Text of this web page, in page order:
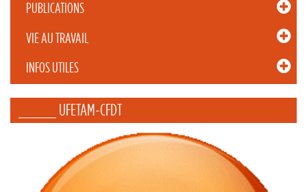
PUBLICATIONS
VIE AU TRAVAIL
INFOS UTILES
_____ UFETAM-CFDT